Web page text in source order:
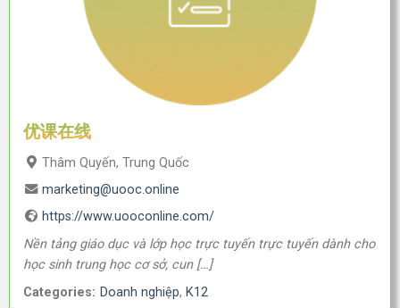
优课在线
Thâm Quyến, Trung Quốc
marketing@uooc.online
https://www.uooconline.com/
Nền tảng giáo dục và lớp học trực tuyến trực tuyến dành cho
học sinh trung học cơ sở, cun […]
Categories: Doanh nghiệp, K12